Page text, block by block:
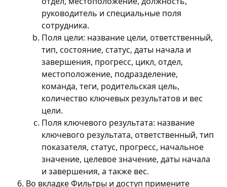
руководитель и специальные поля
сотрудника.
Поля цели: название цели, ответственный,
тип, состояние, статус, даты начала и
завершения, прогресс, цикл, отдел,
местоположение, подразделение,
команда, теги, родительская цель,
количество ключевых результатов и вес
цели.
Поля ключевого результата: название
ключевого результата, ответственный, тип
показателя, статус, прогресс, начальное
значение, целевое значение, даты начала
и завершения, а также вес.
Во вкладке Фильтры и доступ примените